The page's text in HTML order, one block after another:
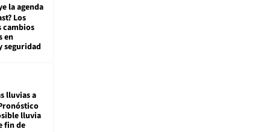
la agenda
Los
cambios
en
seguridad
lluvias a
lluvia
fin de